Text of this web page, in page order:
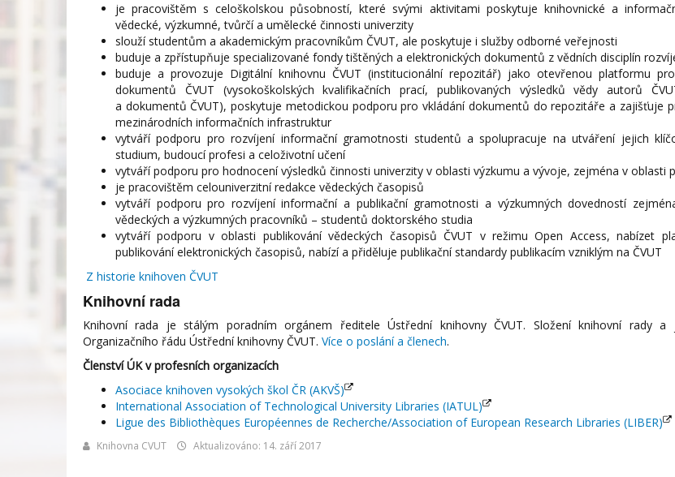
je pracovištěm s celoškolskou působností, které svými aktivitami poskytuje knihovnické a
vědecké, výzkumné, tvůrčí a umělecké činnosti univerzity
slouží studentům a akademickým pracovníkům ČVUT, ale poskytuje i služby odborné veřejnosti
buduje a zpřístupňuje specializované fondy tištěných a elektronických dokumentů z vědních disciplín
buduje a provozuje Digitální knihovnu ČVUT (institucionální repozitář) jako otevřenou platformu
dokumentů ČVUT (vysokoškolských kvalifikačních prací, publikovaných výsledků vědy autorů
a dokumentů ČVUT), poskytuje metodickou podporu pro vkládání dokumentů do repozitáře a zajišťuje
mezinárodních informačních infrastruktur
vytváří podporu pro rozvíjení informační gramotnosti studentů a spolupracuje na utváření jejich
studium, budoucí profesi a celoživotní učení
vytváří podporu pro hodnocení výsledků činnosti univerzity v oblasti výzkumu a vývoje, zejména v oblasti
je pracovištěm celouniverzitní redakce vědeckých časopisů
vytváří podporu pro rozvíjení informační a publikační gramotnosti a výzkumných dovedností
vědeckých a výzkumných pracovníků – studentů doktorského studia
vytváří podporu v oblasti publikování vědeckých časopisů ČVUT v režimu Open Access, nabízet
publikování elektronických časopisů, nabízí a přiděluje publikační standardy publikacím vzniklým na ČVUT
Z historie knihoven ČVUT
Knihovní rada
Knihovní rada je stálým poradním orgánem ředitele Ústřední knihovny ČVUT. Složení knihovní rady
Organizačního řádu Ústřední knihovny ČVUT. Více o poslání a členech.
Členství ÚK v profesních organizacích
Asociace knihoven vysokých škol ČR (AKVŠ)
International Association of Technological University Libraries (IATUL)
Ligue des Bibliothèques Européennes de Recherche/Association of European Research Libraries (LIBER)
Knihovna CVUT Aktualizováno: 14. září 2017